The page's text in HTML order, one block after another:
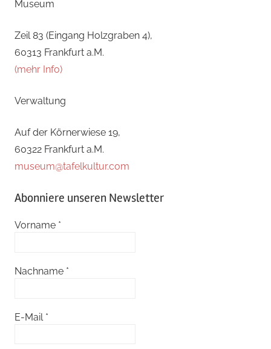
Museum
Zeil 83 (Eingang Holzgraben 4),
60313 Frankfurt a.M.
(mehr Info)
Verwaltung
Auf der Körnerwiese 19,
60322 Frankfurt a.M.
museum@tafelkultur.com
Abonniere unseren Newsletter
Vorname *
Nachname *
E-Mail *